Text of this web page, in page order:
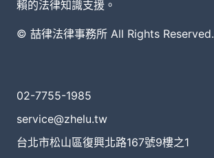
賴的法律知識支援。
© 喆律法律事務所 All Rights Reserved.
02-7755-1985
service@zhelu.tw
台北市松山區復興北路167號9樓之1